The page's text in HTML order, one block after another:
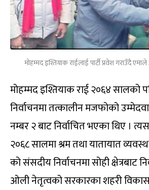
मोहम्मद इश्तियाक राईलाई पार्टी प्रवेश गराउँदै
मोहम्मद इश्तियाक राई २०६४ सालको
निर्वाचनमा तत्कालीन मजफोको
नम्बर २ बाट निर्वाचित भएका थिए ।
२०६८ सालमा श्रम तथा यातायात
को संसदीय निर्वाचनमा सोही क्षेत्रबाट
ओली नेतृत्वको सरकारका शहरी विकास